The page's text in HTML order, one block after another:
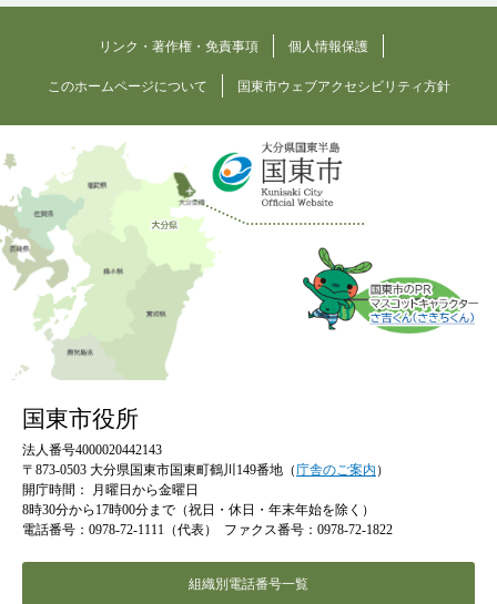
リンク・著作権・免責事項 個人情報保護
このホームページについて 国東市ウェブアクセシビリティ方針
国東市役所
法人番号4000020442143
〒873-0503 大分県国東市国東町鶴川149番地（庁舎のご案内 ）
開庁時間：
月曜日から金曜日
8時30分から17時00分まで（祝日・休日・年末年始を除く）
電話番号：0978-72-1111（代表）
ファクス番号：0978-72-1822
組織別電話番号一覧